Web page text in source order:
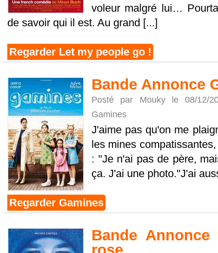
voleur malgré lui…
de savoir qui il est. Au grand [...]
Regarder Let my people go !
Bande Annonce
Posté par Mouky le 08/12/
Gamines
J'aime pas qu'on me
les mines
: "Je n'ai pas de père,
ça. J'ai une photo."J'ai
Regarder Gamines
Bande
rose